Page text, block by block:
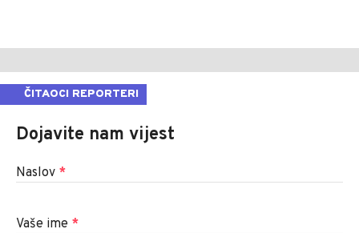
ČITAOCI REPORTERI
Dojavite nam vijest
Naslov *
Vaše ime *